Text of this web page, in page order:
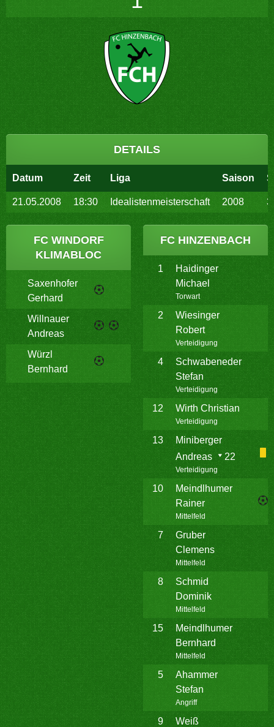
DETAILS
Datum Zeit Liga Saison
21.05.2008 18:30 Idealistenmeisterschaft 2008 3
FC WINDORF
KLIMABLOC
Saxenhofer
Gerhard
Willnauer
Andreas
Würzl
Bernhard
FC HINZENBACH
1
Haidinger
Michael
Torwart
2
Wiesinger
Robert
Verteidigung
4
Schwabeneder
Stefan
Verteidigung
12 Wirth Christian
Verteidigung
13
Miniberger
Andreas
22
Verteidigung
10
Meindlhumer
Rainer
Mittelfeld
7
Gruber
Clemens
Mittelfeld
8
Schmid
Dominik
Mittelfeld
15
Meindlhumer
Bernhard
Mittelfeld
5
Ahammer
Stefan
Angriff
9
Weiß